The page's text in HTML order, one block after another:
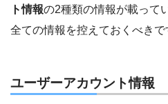
ト情報の2種類の情報が載って
全ての情報を控えておくべきで
ユーザーアカウント情報